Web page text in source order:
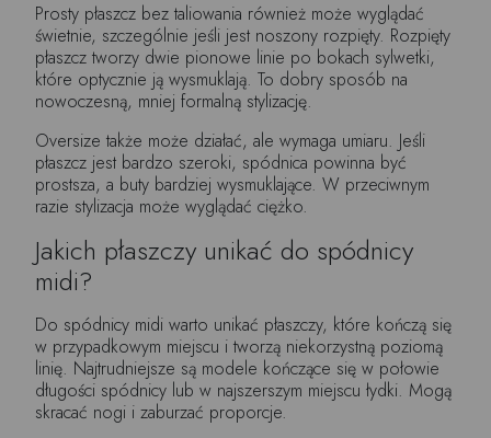
Prosty płaszcz bez taliowania również może wyglądać
świetnie, szczególnie jeśli jest noszony rozpięty. Rozpięty
płaszcz tworzy dwie pionowe linie po bokach sylwetki,
które optycznie ją wysmuklają. To dobry sposób na
nowoczesną, mniej formalną stylizację.
Oversize także może działać, ale wymaga umiaru. Jeśli
płaszcz jest bardzo szeroki, spódnica powinna być
prostsza, a buty bardziej wysmuklające. W przeciwnym
razie stylizacja może wyglądać ciężko.
Jakich płaszczy unikać do spódnicy
midi?
Do spódnicy midi warto unikać płaszczy, które kończą się
w przypadkowym miejscu i tworzą niekorzystną poziomą
linię. Najtrudniejsze są modele kończące się w połowie
długości spódnicy lub w najszerszym miejscu łydki. Mogą
skracać nogi i zaburzać proporcje.